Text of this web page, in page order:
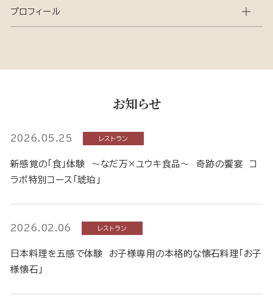
プロフィール
お知らせ
2026.05.25 レストラン
新感覚の「食」体験 ～なだ万×ユウキ食品～ 奇跡の饗宴 コ
ラボ特別コース「琥珀」
2026.02.06 レストラン
日本料理を五感で体験 お子様専用の本格的な懐石料理「お子
様懐石」